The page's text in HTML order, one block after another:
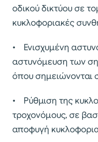
οδικού δικτύου σε
κυκλοφοριακές
• Ενισχυμένη
αστυνόμευση των
όπου σημειώνονται
• Ρύθμιση της
τροχονόμους, σε
αποφυγή